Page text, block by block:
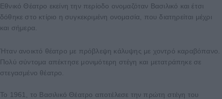
Εθνικό Θέατρο εκείνη την περίοδο ονομαζόταν Βασιλικό και έτσι
δόθηκε στο κτίριο η συγκεκριμένη ονομασία, που διατηρείται μέχρι
και σήμερα.
Ήταν ανοικτό θέατρο με πρόβλεψη κάλυψης με χοντρό καραβόπανο.
Πολύ σύντομα απέκτησε μονιμότερη στέγη και μετατράπηκε σε
στεγασμένο θέατρο.
Το 1961, το Βασιλικό Θέατρο αποτέλεσε την πρώτη στέγη του